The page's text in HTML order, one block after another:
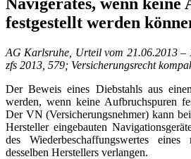
festgestellt werden
AG Karlsruhe, Urteil vom 21.06.2013 –
zfs 2013, 579; Versicherungsrecht
Der Beweis eines Diebstahls aus
werden, wenn keine Aufbruchspuren
Der VN (Versicherungsnehmer) kann
Hersteller eingebauten
des Wiederbeschaffungswertes eines
desselben Herstellers verlangen.